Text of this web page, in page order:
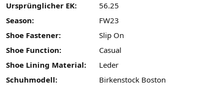
Ursprünglicher EK:
56.25
Season:
FW23
Shoe Fastener:
Slip On
Shoe Function:
Casual
Shoe Lining Material:
Leder
Schuhmodell:
Birkenstock Boston